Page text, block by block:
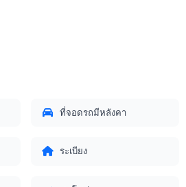
ที่จอดรถมีหลังคา
ระเบียง